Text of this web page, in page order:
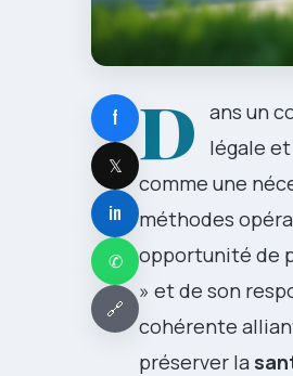
f
𝕏
in
✆
🔗
D ans un
légale
comme une
méthodes
opportunité de
» et de son
cohérente
préserver la